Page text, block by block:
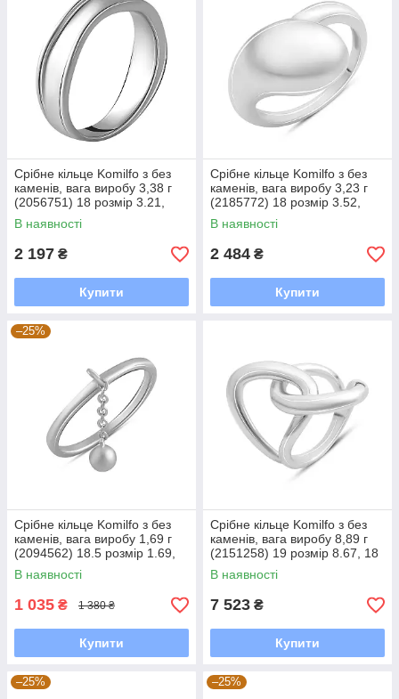
Срібне кільце Komilfo з без
каменів, вага виробу 3,38 г
(2056751) 18 розмір 3.21,
16.5
В наявності
2 197 ₴
Купити
Срібне кільце Komilfo з без
каменів, вага виробу 3,23 г
(2185772) 18 розмір 3.52,
17.5
В наявності
2 484 ₴
Купити
–25%
Срібне кільце Komilfo з без
каменів, вага виробу 1,69 г
(2094562) 18.5 розмір 1.69,
18
В наявності
1 035 ₴ 1 380 ₴
Купити
Срібне кільце Komilfo з без
каменів, вага виробу 8,89 г
(2151258) 19 розмір 8.67, 18
В наявності
7 523 ₴
Купити
–25% –25%